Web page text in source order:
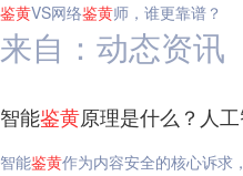
鉴黄VS网络鉴黄师，谁更靠谱？
来自：动态资讯
智能鉴黄原理是什么？人
智能鉴黄作为内容安全的核心诉求